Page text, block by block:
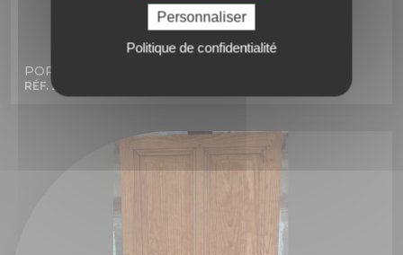
PORTE ANCIENNE EN CHÊNE
RÉF. 2238
Personnaliser
Politique de confidentialité